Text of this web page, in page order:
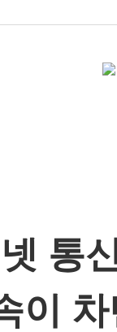
통
이